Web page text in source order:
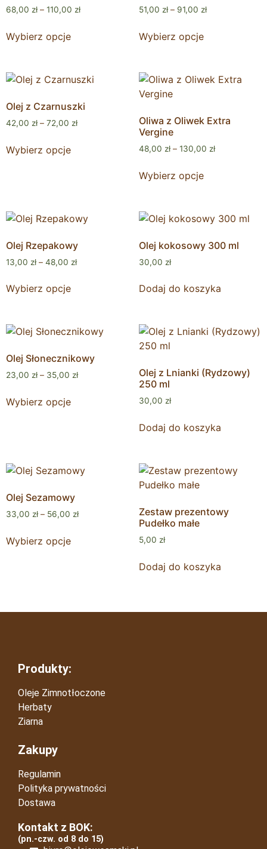
68,00 zł – 110,00 zł
Wybierz opcje
51,00 zł – 91,00 zł
Wybierz opcje
Olej z Czarnuszki
42,00 zł – 72,00 zł
Wybierz opcje
Oliwa z Oliwek Extra
Vergine
48,00 zł – 130,00 zł
Wybierz opcje
Olej Rzepakowy
13,00 zł – 48,00 zł
Wybierz opcje
Olej kokosowy 300 ml
30,00 zł
Dodaj do koszyka
Olej Słonecznikowy
23,00 zł – 35,00 zł
Wybierz opcje
Olej z Lnianki (Rydzowy)
250 ml
30,00 zł
Dodaj do koszyka
Olej Sezamowy
33,00 zł – 56,00 zł
Wybierz opcje
Zestaw prezentowy
Pudełko małe
5,00 zł
Dodaj do koszyka
Produkty:
Oleje Zimnotłoczone
Herbaty
Ziarna
Zakupy
Regulamin
Polityka prywatności
Dostawa
Kontakt z BOK:
(pn.-czw. od 8 do 15)